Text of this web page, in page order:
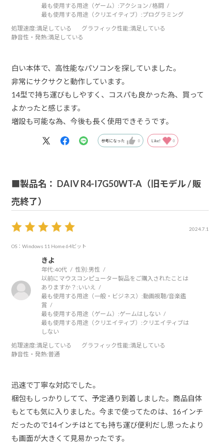
最も使用する用途（ゲーム）:アクション / 格闘
最も使用する用途（クリエイティブ）:プログラミング
処理速度:満足している グラフィック性能:満足している
静音性・発熱:満足している
白い本体で、高性能なパソコンを探していました。
非常にサクサクと動作しています。
14型で持ち運びもしやすく、コスパも良かった為、買って
よかったと感じます。
増設も可能な為、今後も長く使用できそうです。
参考になった 0 Like! 0
■製品名： DAIV R4-I7G50WT-A（旧モデル / 販
売終了）
2024.7.1
OS：Windows 11 Home 64ビット
きよ
年代:40代 性別:男性
以前にマウスコンピューター製品をご購入されたことは
ありますか？: いいえ
最も使用する用途（一般・ビジネス）:動画視聴/音楽鑑
賞
最も使用する用途（ゲーム）:ゲームはしない
最も使用する用途（クリエイティブ）:クリエイティブは
しない
処理速度:満足している グラフィック性能:満足している
静音性・発熱:普通
迅速で丁寧な対応でした。
梱包もしっかりしてて、予定通り到着しました。商品自体
もとても気に入りました。今まで使ってたのは、16インチ
だったので14インチはとても持ち運び便利だし思ったより
も画面が大きくて見易かったです。